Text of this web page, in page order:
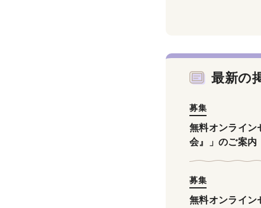
最新の
募集
無料オンライン
会』」のご案内
募集
無料オンライン